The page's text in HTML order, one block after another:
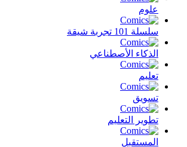
علوم
سلسلة 101 تجربة شيقة
الذكاء الأصطناعي
تعليم
تسويق
تطوير التعليم
المستقبل